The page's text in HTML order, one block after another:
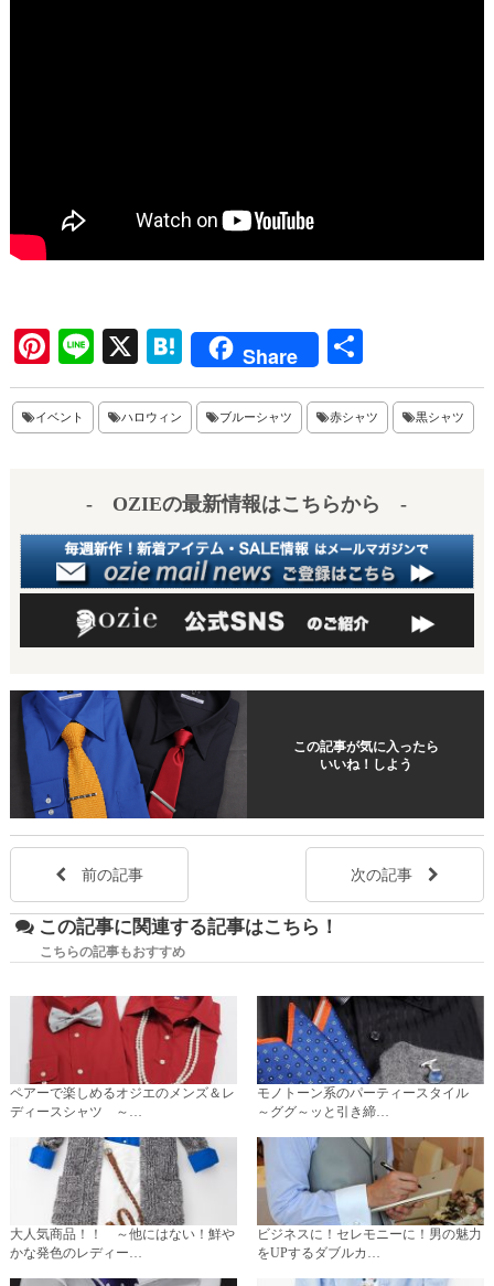
Pi
nt
er
Li
ne
X
H
at
en
Share
有
イベント ハロウィン ブルーシャツ 赤シャツ 黒シャツ
- OZIEの最新情報はこちらから -
この記事が気に入ったら
いいね！しよう
前の記事 次の記事
この記事に関連する記事はこちら！
こちらの記事もおすすめ
ペアーで楽しめるオジエのメンズ＆レ
ディースシャツ ～…
モノトーン系のパーティースタイル
～ググ～ッと引き締…
大人気商品！！ ～他にはない！鮮や
かな発色のレディー…
ビジネスに！セレモニーに！男の魅力
をUPするダブルカ…